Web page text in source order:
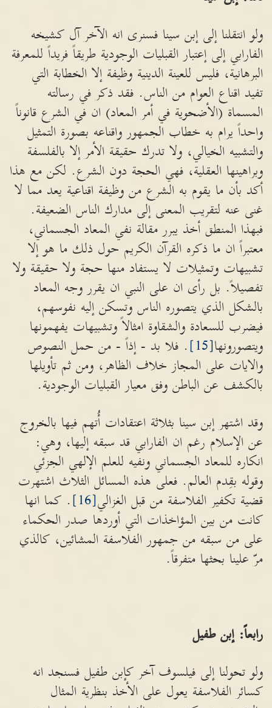
ولو انتقلنا إلى إبن سينا فسنرى انه الآخر آل كشيخه
الفارابي إلى إعتبار القبليات الوجودية طريقاً فريداً للمعرفة
البرهانية، فليس للعينة الدينية وظيفة إلا الخطابة التي
تفيد اقناع العوام من الناس. فقد ذكر في رسالته
المسماة (الأضحوية في أمر المعاد) ان في الشرع قانوناً
واحداً يرام به خطاب الجمهور واقناعه بصورة التمثيل
والتشبيه الخيالي، ولا تدرك حقيقة الأمر إلا بالفلسفة
وبراهينها العقلية، فهي الحجة دون الشرع. لكن مع هذا
أكد بأن ما يقوم به الشرع من وظيفة اقناعية يعد مما لا
غنى عنه لتقريب المعنى إلى مدارك الناس الضعيفة.
فبهذا المنطق أخذ يبرر مقالة نفي المعاد الجسماني،
معتبراً ان ما ذكره القرآن الكريم حول ذلك ما هو إلا
تشبيهات وتمثيلات لا يستفاد منها حجة ولا حقيقة ولا
تفصيلاً. بل رأى ان على النبي ان يقرر وجه المعاد
بالشكل الذي يتصوره الناس وتسكن إليه نفوسهم،
فيضرب للسعادة والشقاوة امثالاً وتشبيهات يفهمونها
ويتصورونها[15]
. فلا بد - إذاً - من حمل النصوص
والايات على المجاز خلاف الظاهر، ومن ثم تأويلها
بالكشف عن الباطن وفق معيار القبليات الوجودية.
وقد اشتهر إبن سينا بثلاثة اعتقادات أُتهم فيها بالخروج
عن الإسلام رغم ان الفارابي قد سبقه إليها، وهي:
انكاره للمعاد الجسماني ونفيه للعلم الإلهي الجزئي
وقوله بقِدم العالم. فعلى هذه المسائل الثلاث اشتهرت
قضية تكفير الفلاسفة من قبل الغزالي[16]
. كما انها
كانت من بين المؤاخذات التي أوردها صدر الحكماء
على من سبقه من جمهور الفلاسفة المشائين، كالذي
مرّ علينا بحثها متفرقاً.
رابعاً: إبن طفيل
ولو تحولنا إلى فيلسوف آخر كإبن طفيل فسنجد انه
كسائر الفلاسفة يعول على الأخذ بنظرية المثال